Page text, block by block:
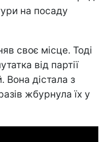
на посаду
своє місце. Тоді
від партії
Вона дістала з
жбурнула їх у